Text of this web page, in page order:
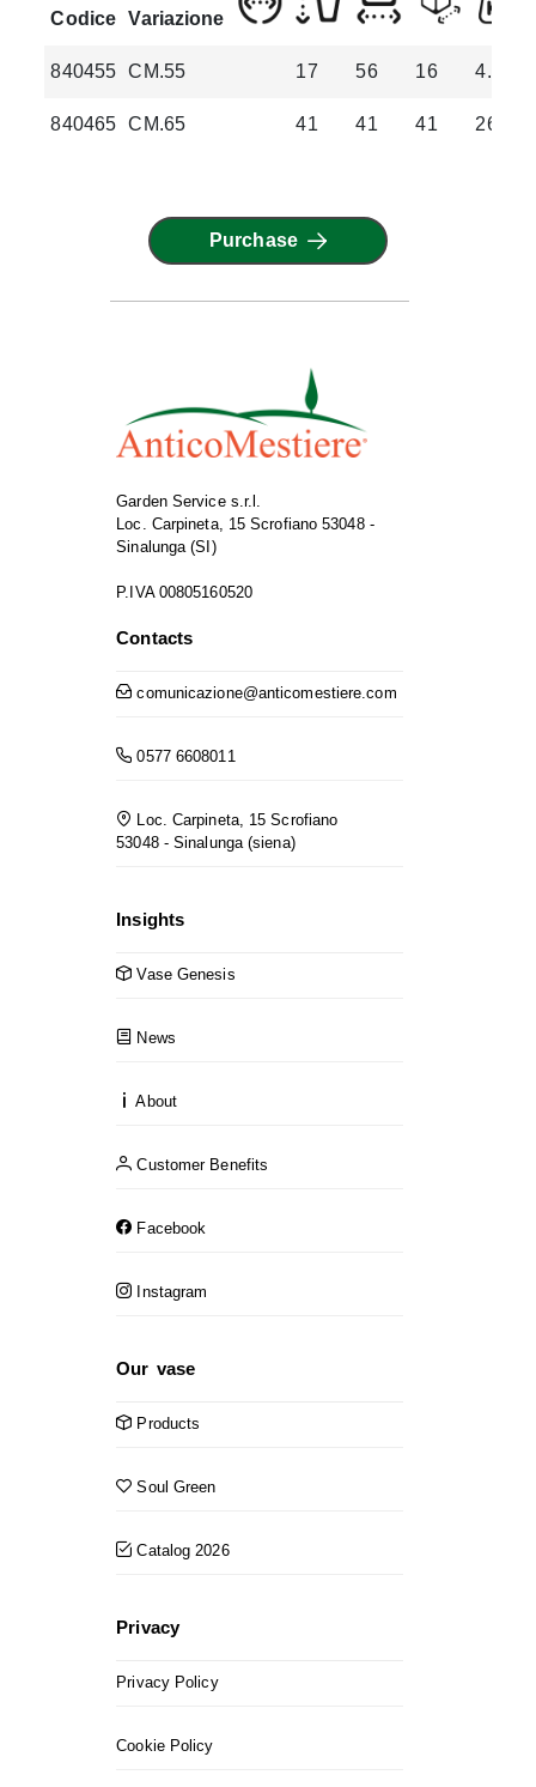
Codice Variazione
840455 CM.55 17 56 16 4.8
840465 CM.65 41 41 41 26.5
Purchase
Garden Service s.r.l.
Loc. Carpineta, 15 Scrofiano 53048 -
Sinalunga (SI)
P.IVA 00805160520
Contacts
comunicazione@anticomestiere.com
0577 6608011
Loc. Carpineta, 15 Scrofiano
53048 - Sinalunga (siena)
Insights
Vase Genesis
News
About
Customer Benefits
Facebook
Instagram
Our vase
Products
Soul Green
Catalog 2026
Privacy
Privacy Policy
Cookie Policy